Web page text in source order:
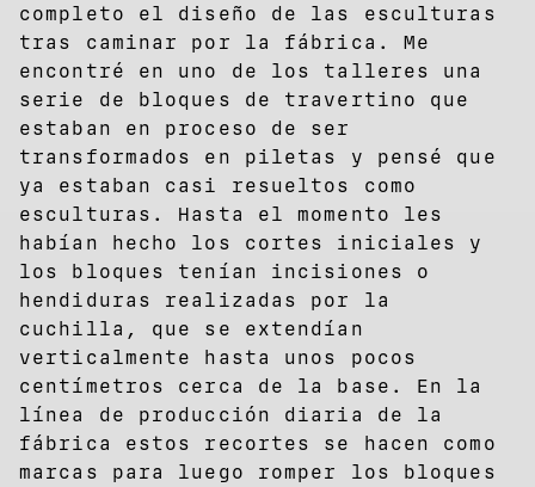
completo el diseño de las esculturas
tras caminar por la fábrica. Me
encontré en uno de los talleres una
serie de bloques de travertino que
estaban en proceso de ser
transformados en piletas y pensé que
ya estaban casi resueltos como
esculturas. Hasta el momento les
habían hecho los cortes iniciales y
los bloques tenían incisiones o
hendiduras realizadas por la
cuchilla, que se extendían
verticalmente hasta unos pocos
centímetros cerca de la base. En la
línea de producción diaria de la
fábrica estos recortes se hacen como
marcas para luego romper los bloques